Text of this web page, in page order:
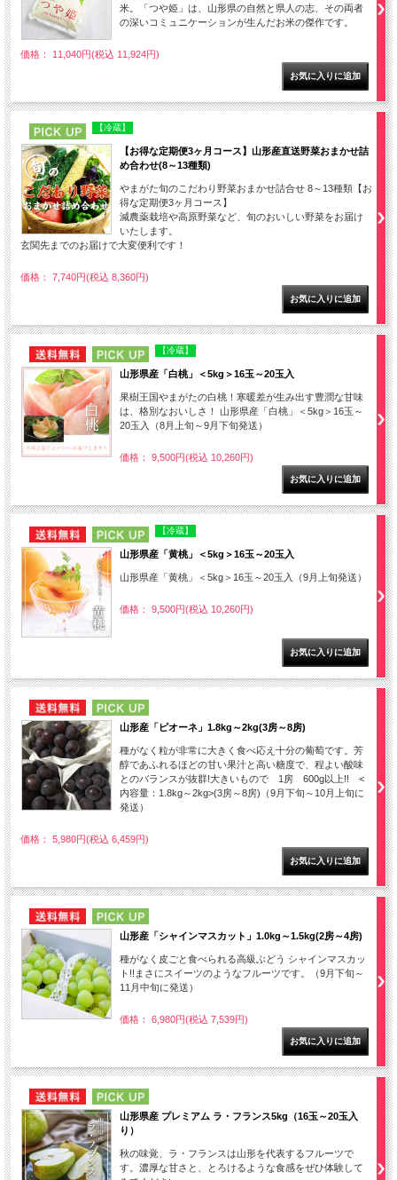
米。「つや姫」は、山形県の自然と県人の志、その両者
の深いコミュニケーションが生んだお米の傑作です。
価格： 11,040円(税込 11,924円)
PICK UP
【冷蔵】
【お得な定期便3ヶ月コース】山形産直送野菜おまかせ詰
め合わせ(8～13種類)
やまがた旬のこだわり野菜おまかせ詰合せ 8～13種類【お
得な定期便3ヶ月コース】
減農薬栽培や高原野菜など、旬のおいしい野菜をお届け
いたします。
玄関先までのお届けで大変便利です！
価格： 7,740円(税込 8,360円)
NEW PICK UP
【冷蔵】
山形県産「白桃」＜5kg＞16玉～20玉入
果樹王国やまがたの白桃！寒暖差が生み出す豊潤な甘味
は、格別なおいしさ！ 山形県産「白桃」＜5kg＞16玉～
20玉入（8月上旬～9月下旬発送）
価格： 9,500円(税込 10,260円)
NEW PICK UP
【冷蔵】
山形県産「黄桃」＜5kg＞16玉～20玉入
山形県産「黄桃」＜5kg＞16玉～20玉入（9月上旬発送）
価格： 9,500円(税込 10,260円)
NEW
山形産「ピオーネ」1.8kg～2kg(3房～8房)
種がなく粒が非常に大きく食べ応え十分の葡萄です。芳
醇であふれるほどの甘い果汁と高い糖度で、程よい酸味
とのバランスが抜群!大きいもので 1房 600g以上!! <
内容量：1.8kg～2kg>(3房～8房)（9月下旬～10月上旬に
発送）
価格： 5,980円(税込 6,459円)
NEW
山形産「シャインマスカット」1.0kg～1.5kg(2房～4房)
種がなく皮ごと食べられる高級ぶどう シャインマスカッ
ト!!まさにスイーツのようなフルーツです。（9月下旬～
11月中旬に発送）
価格： 6,980円(税込 7,539円)
NEW
山形県産 プレミアム ラ・フランス5kg（16玉～20玉入
り）
秋の味覚、ラ・フランスは山形を代表するフルーツで
す。濃厚な甘さと、とろけるような食感をぜひ体験して